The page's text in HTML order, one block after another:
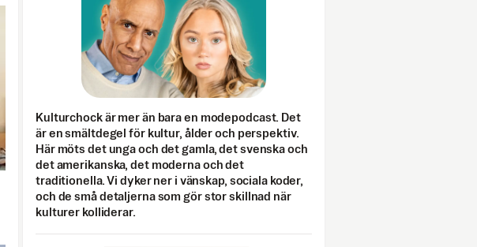
Kulturchock är mer än bara en modepodcast. Det
är en smältdegel för kultur, ålder och perspektiv.
Här möts det unga och det gamla, det svenska och
det amerikanska, det moderna och det
traditionella. Vi dyker ner i vänskap, sociala koder,
och de små detaljerna som gör stor skillnad när
kulturer kolliderar.